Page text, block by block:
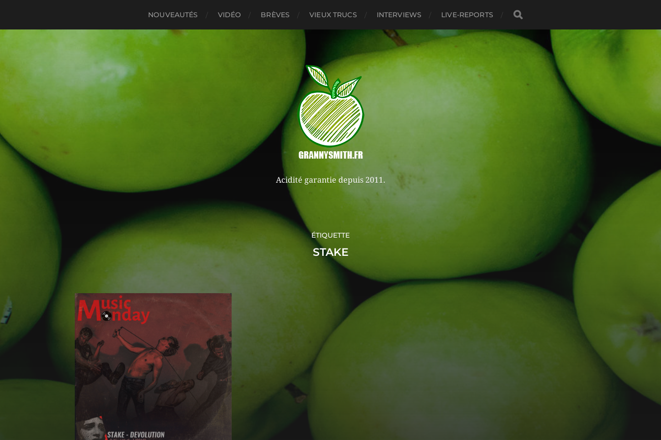
NOUVEAUTÉS VIDÉO BRÈVES VIEUX TRUCS INTERVIEWS LIVE-REPORTS
Acidité garantie depuis 2011.
ÉTIQUETTE
STAKE